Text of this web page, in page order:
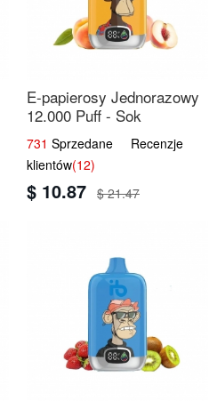
E-papierosy Jednorazowy
12.000 Puff - Sok
Brzoskwiniowy | Owocowa
Świeżość
731 Sprzedane Recenzje
klientów(12)
$ 10.87 $ 21.47